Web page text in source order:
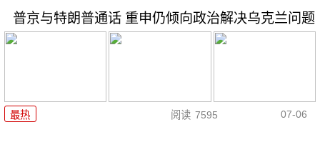
普京与特朗普通话 重申仍倾向政治解决乌克兰问题
最热 阅读 7595 07-06